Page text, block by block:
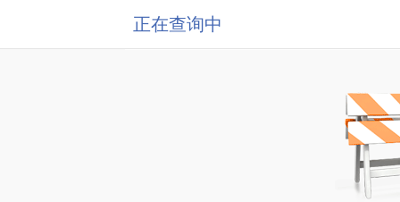
正在查询中